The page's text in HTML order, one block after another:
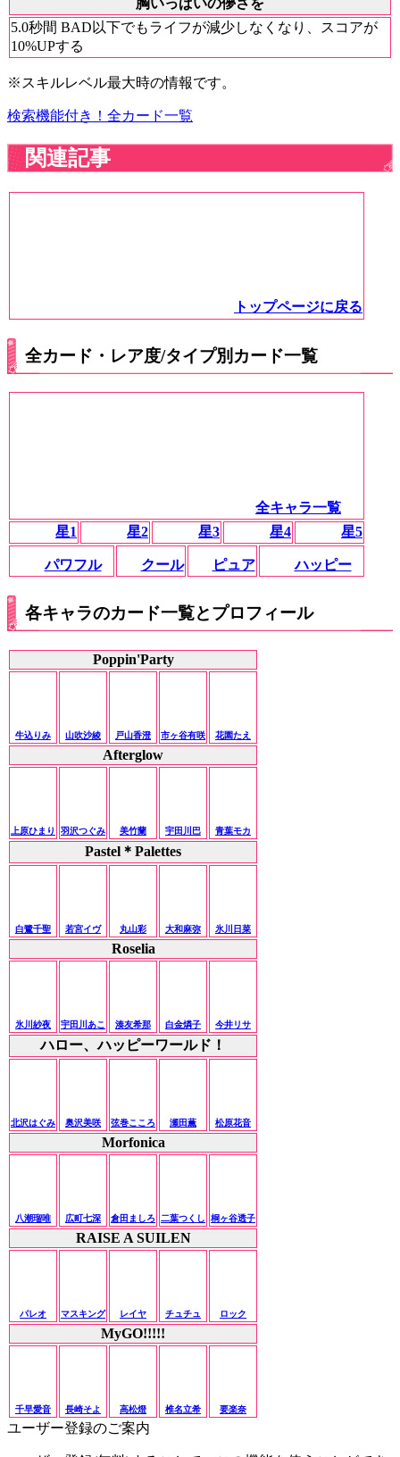
胸いっぱいの儚さを
5.0秒間 BAD以下でもライフが減少しなくなり、スコアが
10%UPする
※スキルレベル最大時の情報です。
検索機能付き！全カード一覧
関連記事
トップページに戻る
全カード・レア度/タイプ別カード一覧
全キャラ一覧
星1
星2 星3 星4 星5
パワフル クール ピュア ハッピー
各キャラのカード一覧とプロフィール
Poppin'Party
牛込りみ 山吹沙綾 戸山香澄 市ヶ谷有咲 花園たえ
Afterglow
上原ひまり 羽沢つぐみ 美竹蘭 宇田川巴 青葉モカ
Pastel＊Palettes
白鷺千聖 若宮イヴ 丸山彩 大和麻弥 氷川日菜
Roselia
氷川紗夜 宇田川あこ 湊友希那 白金燐子 今井リサ
ハロー、ハッピーワールド！
北沢はぐみ 奥沢美咲 弦巻こころ 瀬田薫 松原花音
Morfonica
八潮瑠唯 広町七深 倉田ましろ 二葉つくし 桐ヶ谷透子
RAISE A SUILEN
パレオ マスキング レイヤ チュチュ ロック
MyGO!!!!!
千早愛音 長崎そよ 高松燈 椎名立希 要楽奈
ユーザー登録のご案内